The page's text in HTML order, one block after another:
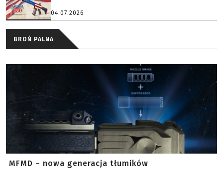
04.07.2026
BROŃ PALNA
MFMD – nowa generacja tłumików